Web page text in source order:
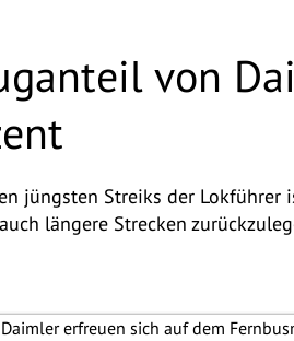
von
jüngsten Streiks der Lokführer
längere Strecken